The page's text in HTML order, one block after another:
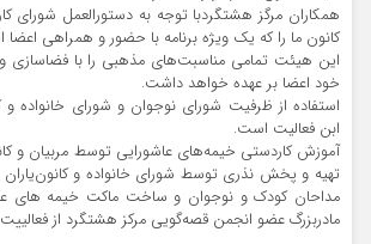
همکاران مرگز هشتگردبا توجه به دستورالعمل شورای
کانون ما را که یک ویژه برنامه با حضور و همراهی اعضا
این هیئت تمامی مناسبت‌های مذهبی را با فضاسازی
خود اعضا بر عهده خواهد داشت.
استفاده از ظرفیت شورای نوجوان و شورای خانواده و
ابن فعالیت است.
آموزش کاردستی خیمه‌های عاشورایی توسط مربیان و
تهیه و پخش نذری توسط شورای خانواده و
مداحان کودک و نوجوان و ساخت ماکت خیمه های
مادربزرگ عضو انجمن قصه‌گویی مرکز هشتگرد از